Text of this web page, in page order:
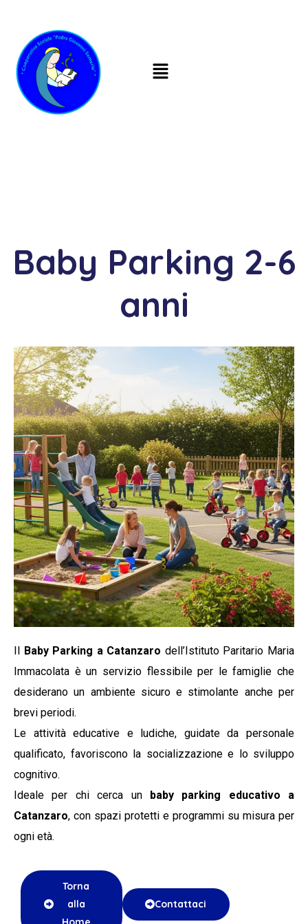
Baby Parking 2-6
anni
Il Baby Parking a Catanzaro dell’Istituto Paritario Maria
Immacolata è un servizio flessibile per le famiglie che
desiderano un ambiente sicuro e stimolante anche per
brevi periodi.
Le attività educative e ludiche, guidate da personale
qualificato, favoriscono la socializzazione e lo sviluppo
cognitivo.
Ideale per chi cerca un baby parking educativo a
Catanzaro, con spazi protetti e programmi su misura per
ogni età.
Torna
alla
Contattaci